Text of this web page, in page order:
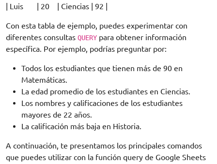
| Luis | 20 | Ciencias | 92 |
Con esta tabla de ejemplo, puedes experimentar con
diferentes consultas QUERY para obtener información
específica. Por ejemplo, podrías preguntar por:
Todos los estudiantes que tienen más de 90 en
Matemáticas.
La edad promedio de los estudiantes en Ciencias.
Los nombres y calificaciones de los estudiantes
mayores de 22 años.
La calificación más baja en Historia.
A continuación, te presentamos los principales comandos
que puedes utilizar con la función query de Google Sheets